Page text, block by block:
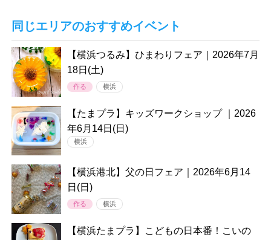
同じエリアのおすすめイベント
【横浜つるみ】ひまわりフェア｜2026年7月
18日(土)
作る 横浜
【たまプラ】キッズワークショップ ｜2026
年6月14日(日)
横浜
【横浜港北】父の日フェア｜2026年6月14
日(日)
作る 横浜
【横浜たまプラ】こどもの日本番！こいの